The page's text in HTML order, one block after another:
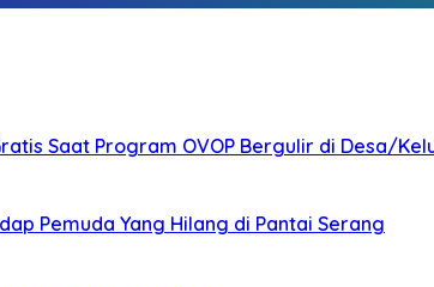
Saat Program OVOP Bergulir di Desa/
Pemuda Yang Hilang di Pantai Serang